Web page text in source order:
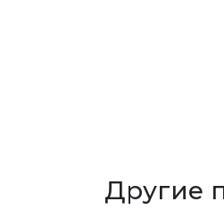
Другие